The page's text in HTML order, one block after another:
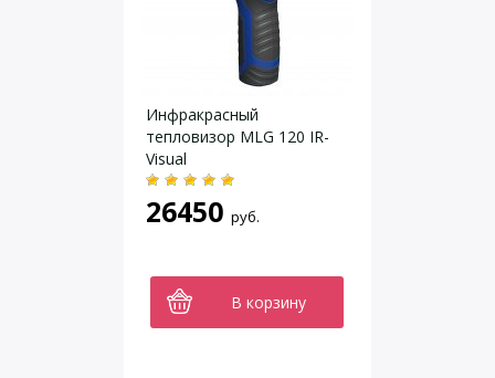
Инфракрасный
тепловизор MLG 120 IR-
Visual
26450 руб.
В корзину